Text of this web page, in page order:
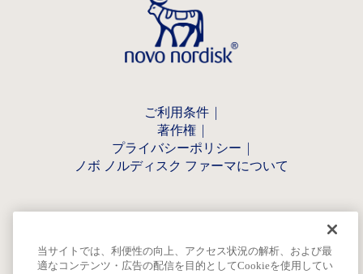
ご利用条件
著作権
プライバシーポリシー
ノボ ノルディスク ファーマについて
当サイトでは、利便性の向上、アクセス状況の解析、および最
適なコンテンツ・広告の配信を目的としてCookieを使用してい